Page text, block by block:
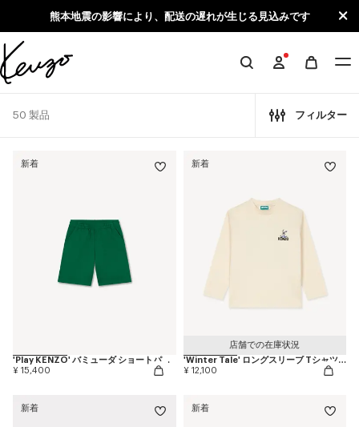
Skip to main content
Skip to footer content
熊本地震の影響により、配送の遅れが生じる見込みです
KENZO
50 製品 フィルター
新着
'Play KENZO' バミューダ ショートパンツ イン コットン
¥ 15,400
新着
店舗での在庫状況
'Winter Tale' ロングスリーブ Tシャツ イン コットン
¥ 12,100
新着 新着